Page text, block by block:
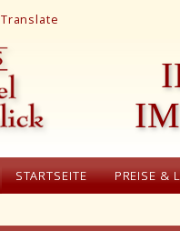
Translate
STARTSEITE PREISE &